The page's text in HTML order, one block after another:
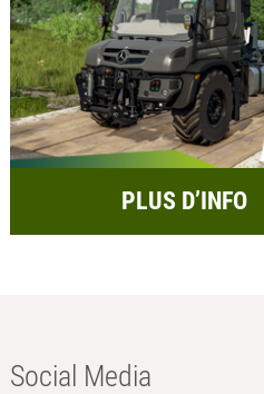
PLUS D’INFO
Social Media